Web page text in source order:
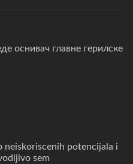
оснивач главне герилске
neiskoriscenih potencijala i
sem